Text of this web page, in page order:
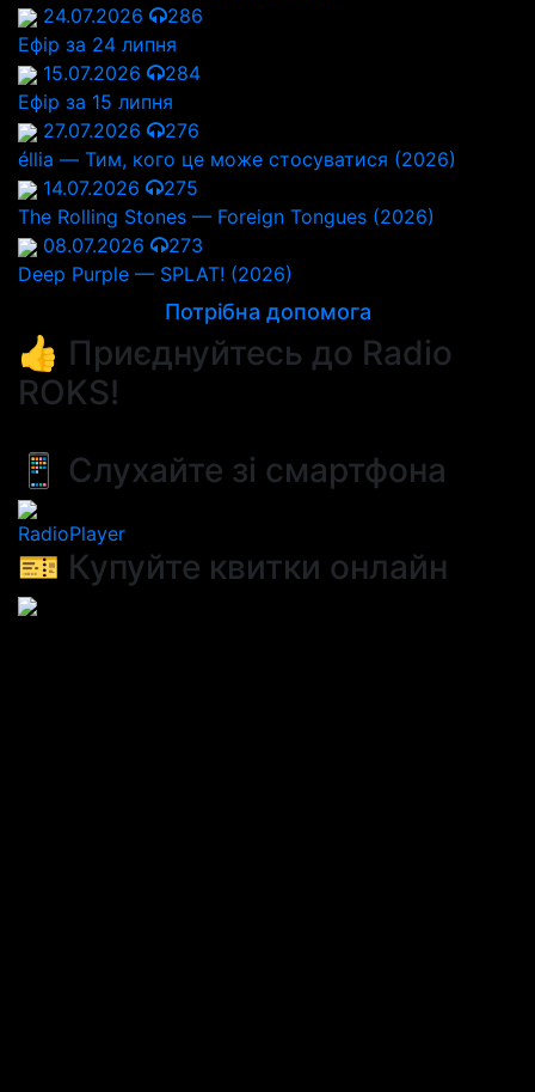
24.07.2026
286
Ефір за 24 липня
15.07.2026
284
Ефір за 15 липня
27.07.2026
276
éllia — Тим, кого це може стосуватися (2026)
14.07.2026
275
The Rolling Stones — Foreign Tongues (2026)
08.07.2026
273
Deep Purple — SPLAT! (2026)
Потрібна допомога
👍 Приєднуйтесь до Radio
ROKS!
📱 Слухайте зі смартфона
RadioPlayer
🎫 Купуйте квитки онлайн